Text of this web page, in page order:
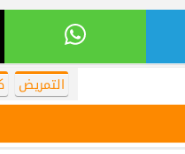
التمريض